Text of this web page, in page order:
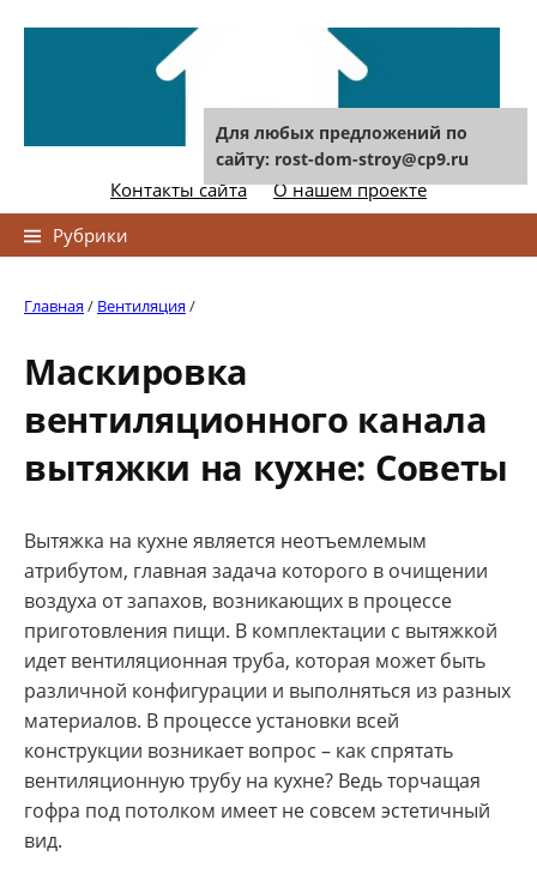
Контакты сайта
О нашем проекте
Рубрики
Главная/ Вентиляция/
Маскировка
вентиляционного канала
вытяжки на кухне: Советы
Вытяжка на кухне является неотъемлемым
атрибутом, главная задача которого в очищении
воздуха от запахов, возникающих в процессе
приготовления пищи. В комплектации с вытяжкой
идет вентиляционная труба, которая может быть
различной конфигурации и выполняться из разных
материалов. В процессе установки всей
конструкции возникает вопрос – как спрятать
вентиляционную трубу на кухне? Ведь торчащая
гофра под потолком имеет не совсем эстетичный
вид.
Для любых предложений по
сайту: rost-dom-stroy@cp9.ru